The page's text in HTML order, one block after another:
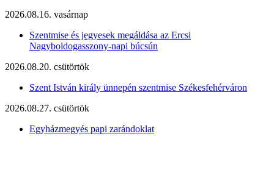
2026.08.16. vasárnap
Szentmise és jegyesek megáldása az Ercsi
Nagyboldogasszony-napi búcsún
2026.08.20. csütörtök
Szent István király ünnepén szentmise Székesfehérváron
2026.08.27. csütörtök
Egyházmegyés papi zarándoklat